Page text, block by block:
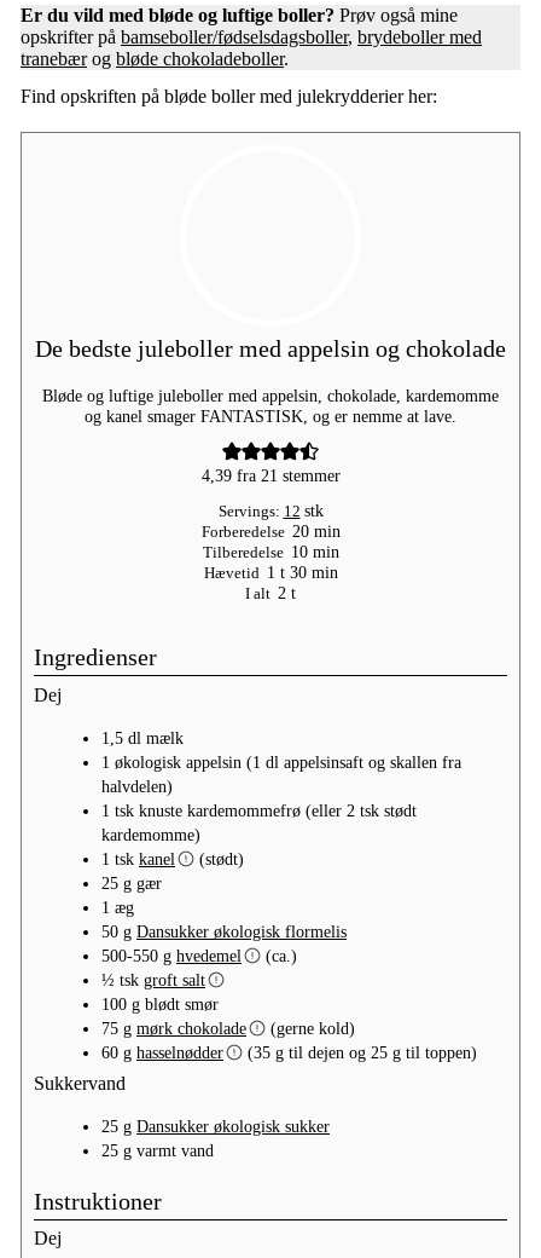
Er du vild med bløde og luftige boller? Prøv også mine
opskrifter på bamseboller/fødselsdagsboller, brydeboller med
tranebærog bløde chokoladeboller.
Find opskriften på bløde boller med julekrydderier her:
De bedste juleboller med appelsin og chokolade
Bløde og luftige juleboller med appelsin, chokolade, kardemomme
og kanel smager FANTASTISK, og er nemme at lave.
4,39fra 21 stemmer
Servings: 12 stk
Forberedelse 20minutter
min
Tilberedelse 10minutter
min
Hævetid 1 time
t 30minutter
min
I alt 2 timer
t
Ingredienser
Dej
1,5 dl mælk
1 økologisk appelsin (1 dl appelsinsaft og skallen fra
halvdelen)
1 tsk knuste kardemommefrø (eller 2 tsk stødt
kardemomme)
1 tsk kanel
(stødt)
25 g gær
1 æg
50 g Dansukker økologisk flormelis
500-550 g hvedemel
(ca.)
½ tsk groft salt
100 g blødt smør
75 g mørk chokolade
(gerne kold)
60 g hasselnødder (35 g til dejen og 25 g til toppen)
Sukkervand
25 g Dansukker økologisk sukker
25 g varmt vand
Instruktioner
Dej